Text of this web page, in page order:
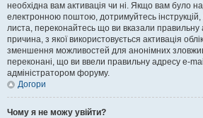
необхідна вам активація чи ні. Якщо вам було
електронною поштою, дотримуйтесь
листа, переконайтесь що ви вказали
причина, з якої використовується активація
зменшення можливостей для анонімних
переконані, що ви ввели правильну адресу e-
адміністратором форуму.
Догори
Чому я не можу увійти?